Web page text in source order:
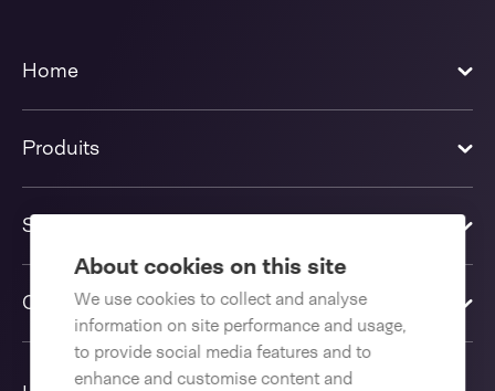
About cookies on this site
We use cookies to collect and analyse
information on site performance and usage,
to provide social media features and to
enhance and customise content and
Home
Produits
Solutions
Contactez-nous